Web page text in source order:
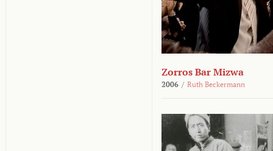
Zorros Bar Mizwa
2006 / Ruth Beckermann